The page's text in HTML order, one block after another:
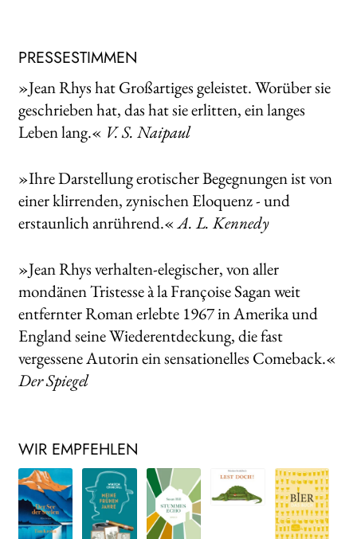
PRESSESTIMMEN
»Jean Rhys hat Großartiges geleistet. Worüber sie
geschrieben hat, das hat sie erlitten, ein langes
Leben lang.« V. S. Naipaul
»Ihre Darstellung erotischer Begegnungen ist von
einer klirrenden, zynischen Eloquenz - und
erstaunlich anrührend.«A. L. Kennedy
»Jean Rhys verhalten-elegischer, von aller
mondänen Tristesse à la Françoise Sagan weit
entfernter Roman erlebte 1967 in Amerika und
England seine Wiederentdeckung, die fast
vergessene Autorin ein sensationelles Comeback.«
Der Spiegel
WIR EMPFEHLEN